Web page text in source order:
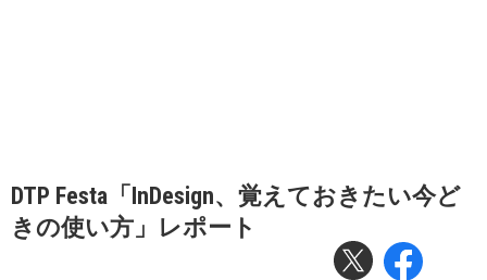
DTP Festa「InDesign、覚えておきたい今ど
きの使い方」レポート